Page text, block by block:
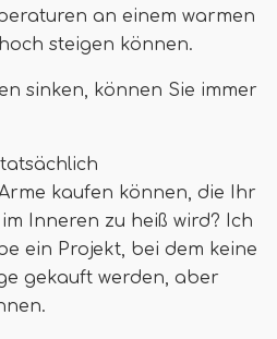
an einem warmen
steigen können.
sinken, können Sie immer
kaufen können, die Ihr
Inneren zu heiß wird? Ich
ein Projekt, bei dem keine
gekauft werden, aber